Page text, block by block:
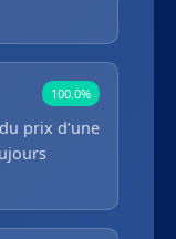
100.0%
prix d’une